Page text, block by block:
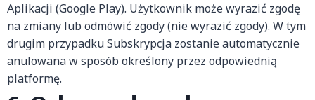
Aplikacji (Google Play). Użytkownik może wyrazić zgodę
na zmiany lub odmówić zgody (nie wyrazić zgody). W tym
drugim przypadku Subskrypcja zostanie automatycznie
anulowana w sposób określony przez odpowiednią
platformę.